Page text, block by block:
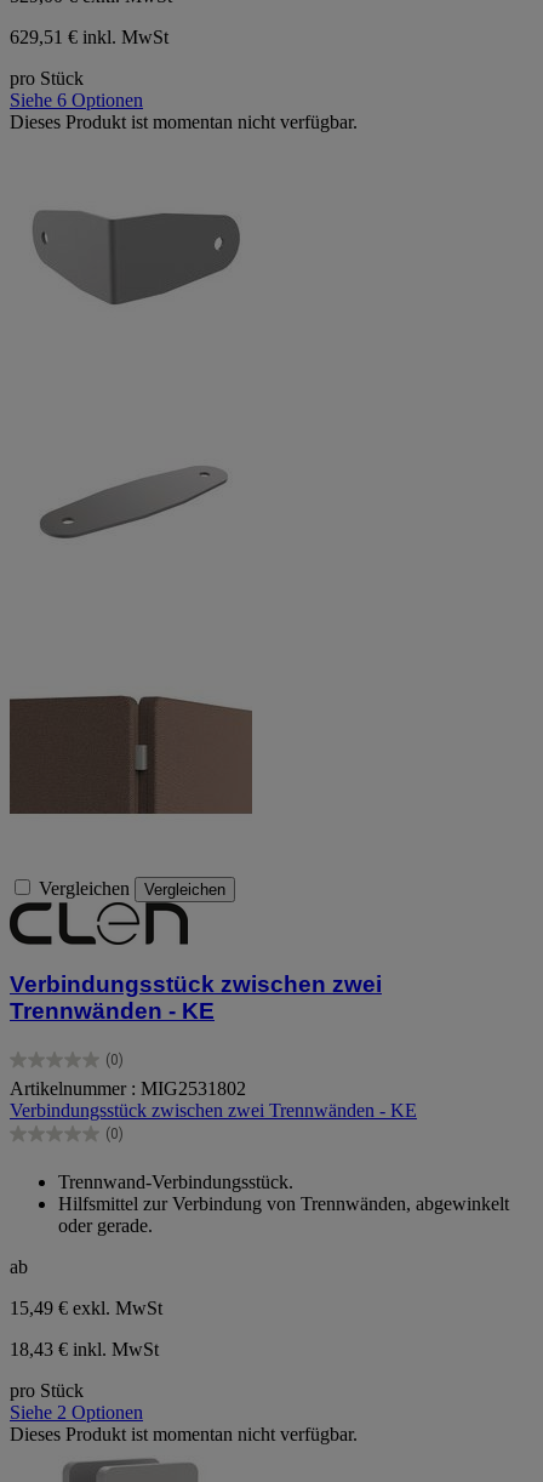
629,51 € inkl. MwSt
pro Stück
Siehe 6 Optionen
Dieses Produkt ist momentan nicht verfügbar.
Vergleichen Vergleichen
Verbindungsstück zwischen zwei
Trennwänden - KE
(0)
0.0
von
5
Sternen.
Artikelnummer : MIG2531802
Verbindungsstück zwischen zwei Trennwänden - KE
(0)
0.0
Sternen.
Trennwand-Verbindungsstück.
Hilfsmittel zur Verbindung von Trennwänden, abgewinkelt
oder gerade.
ab
15,49 € exkl. MwSt
18,43 € inkl. MwSt
pro Stück
Siehe 2 Optionen
Dieses Produkt ist momentan nicht verfügbar.